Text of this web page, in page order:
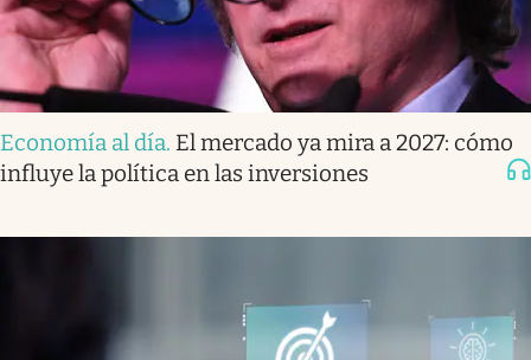
Economía al día. El mercado ya mira a 2027: cómo
influye la política en las inversiones